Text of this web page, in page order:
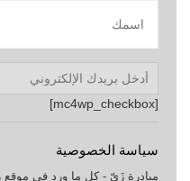
[mc4wp_checkbox]
سياسة الخصوصية
مبادرة زَيّ - كل ما ورد في